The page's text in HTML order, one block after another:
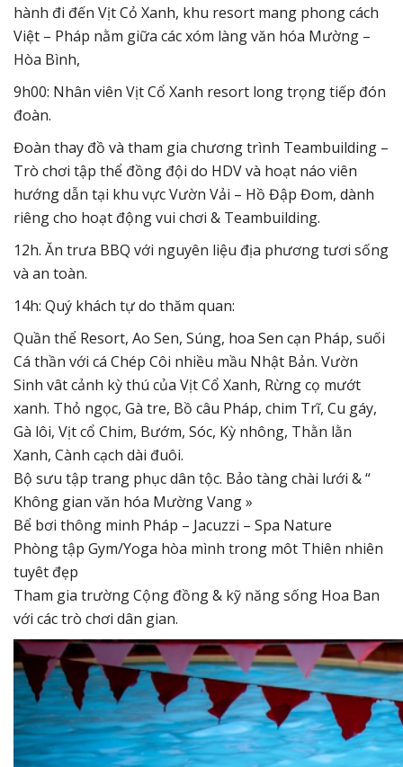
hành đi đến Vịt Cỏ Xanh, khu resort mang phong cách
Việt – Pháp nằm giữa các xóm làng văn hóa Mường –
Hòa Bình,
9h00: Nhân viên Vịt Cổ Xanh resort long trọng tiếp đón
đoàn.
Đoàn thay đồ và tham gia chương trình Teambuilding –
Trò chơi tập thể đồng đội do HDV và hoạt náo viên
hướng dẫn tại khu vực Vườn Vải – Hồ Đập Đom, dành
riêng cho hoạt động vui chơi & Teambuilding.
12h. Ăn trưa BBQ với nguyên liệu địa phương tươi sống
và an toàn.
14h: Quý khách tự do thăm quan:
Quần thể Resort, Ao Sen, Súng, hoa Sen cạn Pháp, suối
Cá thần với cá Chép Côi nhiều mầu Nhật Bản. Vườn
Sinh vât cảnh kỳ thú của Vịt Cổ Xanh, Rừng cọ mướt
xanh. Thỏ ngọc, Gà tre, Bồ câu Pháp, chim Trĩ, Cu gáy,
Gà lôi, Vịt cổ Chim, Bướm, Sóc, Kỳ nhông, Thằn lằn
Xanh, Cành cạch dài đuôi.
Bộ sưu tập trang phục dân tộc. Bảo tàng chài lưới & “
Không gian văn hóa Mường Vang »
Bể bơi thông minh Pháp – Jacuzzi – Spa Nature
Phòng tập Gym/Yoga hòa mình trong môt Thiên nhiên
tuyêt đẹp
Tham gia trường Cộng đồng & kỹ năng sống Hoa Ban
với các trò chơi dân gian.